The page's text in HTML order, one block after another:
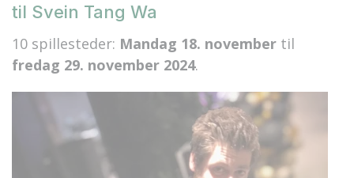
til Svein Tang Wa
10 spillesteder: Mandag 18. november til
fredag 29. november 2024.